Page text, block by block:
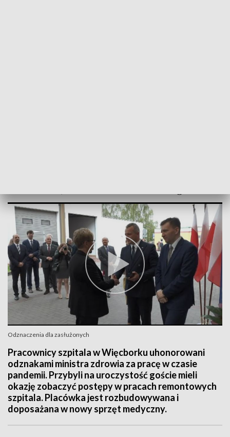
Odznaczenia dla zasłużonych
Pracownicy szpitala w Więcborku uhonorowani
odznakami ministra zdrowia za pracę w czasie
pandemii. Przybyli na uroczystość goście mieli
okazję zobaczyć postępy w pracach remontowych
szpitala. Placówka jest rozbudowywana i
doposażana w nowy sprzęt medyczny.